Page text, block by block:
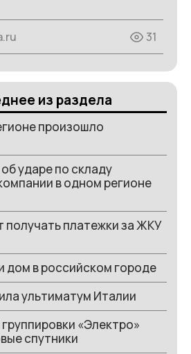
из раздела
произошло
ударе по складу
в одном регионе
получать платежки за ЖКУ
дом в российском городе
ультиматум Италии
«Электро»
спутники
31